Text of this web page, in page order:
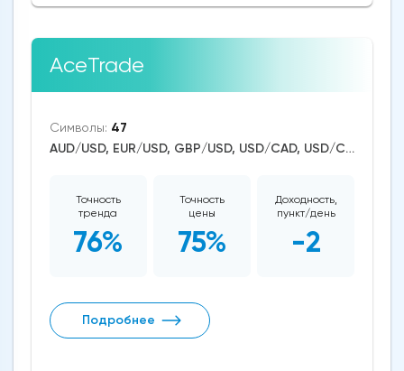
AceTrade
Символы: 47
AUD/USD, EUR/USD, GBP/USD, USD/CAD, USD/CHF, USD/JPY, CAD/CHF, EUR/AUD, EUR/NZD, EUR/GBP, CAD/JPY, EUR/CHF, GBP/AUD, GBP/NZD, AUD/NZD, GBP/CHF, NZD/CHF, AUD/CHF, EUR/JPY, CHF/JPY, EUR/CAD, GBP/JPY, NZD/JPY, AUD/JPY, NZD/USD, GBP/CAD, NZD/CAD, AUD/CAD, Litecoin/USD, Ethereum/USD, Bitcoin/USD, XRP/USD, US Dollar Index, DAX, Nikkei 225, Dow Jones, NASDAQ 100, S&P 500, WTI Crude Oil, Natural Gas, Silver, Gold, Apple, Amazon, Tesla Motors, Wheat, Dogecoin
Точность
тренда
76%
Точность
цены
75%
Доходность,
пункт/день
-2
Подробнее